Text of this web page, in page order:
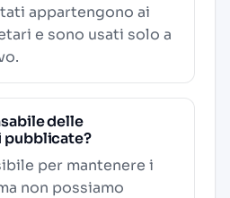
appartengono ai
e sono usati solo a
delle
pubblicate?
per mantenere i
non possiamo